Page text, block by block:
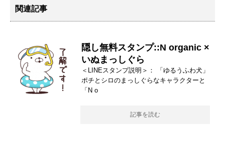
関連記事
隠し無料スタンプ::N organic ×
いぬまっしぐら
＜LINEスタンプ説明＞： 「ゆるうふわ犬」
ポチとシロのまっしぐらなキャラクターと
「N o
記事を読む